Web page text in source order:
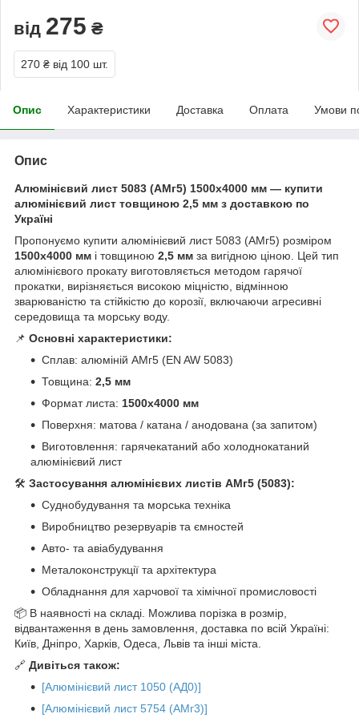
від 275 ₴
270 ₴ від 100 шт.
Опис Характеристики Доставка Оплата Умови
Опис
Алюмінієвий лист 5083 (АМг5) 1500х4000 мм — купити
алюмінієвий лист товщиною 2,5 мм з доставкою по
Україні
Пропонуємо купити алюмінієвий лист 5083 (АМг5) розміром
1500х4000 мм і товщиною 2,5 мм за вигідною ціною. Цей тип
алюмінієвого прокату виготовляється методом гарячої
прокатки, вирізняється високою міцністю, відмінною
зварюваністю та стійкістю до корозії, включаючи агресивні
середовища та морську воду.
📌 Основні характеристики:
Сплав: алюміній АМг5 (EN AW 5083)
Товщина: 2,5 мм
Формат листа: 1500х4000 мм
Поверхня: матова / катана / анодована (за запитом)
Виготовлення: гарячекатаний або холоднокатаний
алюмінієвий лист
🛠 Застосування алюмінієвих листів АМг5 (5083):
Суднобудування та морська техніка
Виробництво резервуарів та ємностей
Авто- та авіабудування
Металоконструкції та архітектура
Обладнання для харчової та хімічної промисловості
📦 В наявності на складі. Можлива порізка в розмір,
відвантаження в день замовлення, доставка по всій Україні:
Київ, Дніпро, Харків, Одеса, Львів та інші міста.
🔗 Дивіться також:
[Алюмінієвий лист 1050 (АД0)]
[Алюмінієвий лист 5754 (АМг3)]